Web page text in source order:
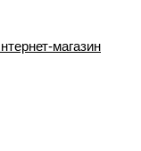
магазин